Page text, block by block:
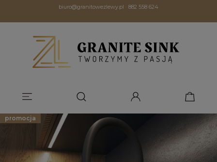
biuro@granitowezlewy.pl · 882 558 624
promocja